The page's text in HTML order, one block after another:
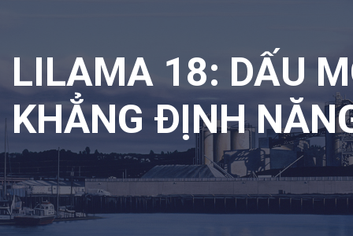
LILAMA 18: DẤU
KHẲNG ĐỊNH